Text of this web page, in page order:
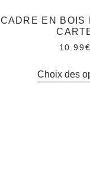
CADRE EN BOIS
10.99 €
Choix des